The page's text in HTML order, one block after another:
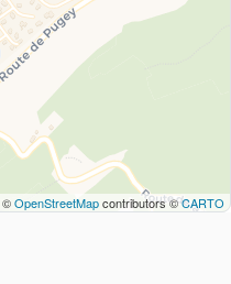
©OpenStreetMapcontributors ©CARTO